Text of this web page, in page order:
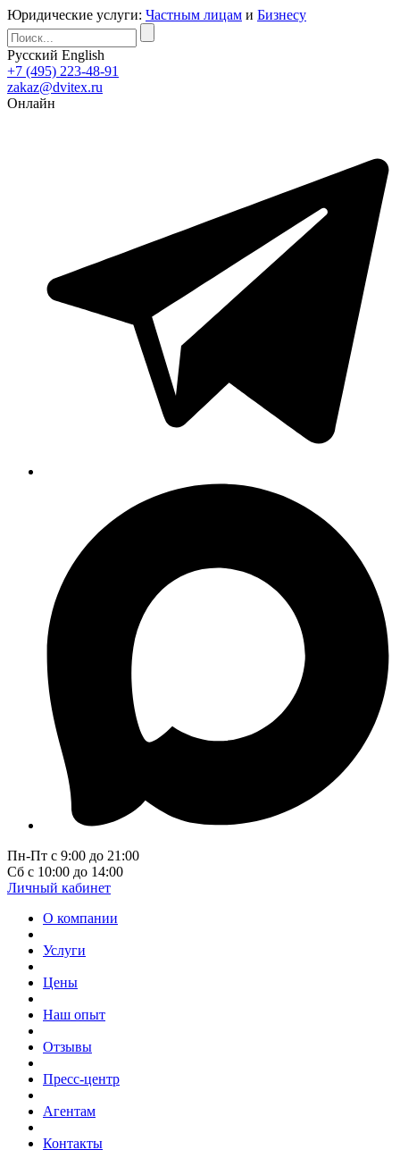
Юридические услуги: Частным лицам и Бизнесу
Русский English
+7 (495) 223-48-91
zakaz@dvitex.ru
Онлайн
Пн-Пт с 9:00 до 21:00
Сб с 10:00 до 14:00
Личный кабинет
О компании
Услуги
Цены
Наш опыт
Отзывы
Пресс-центр
Агентам
Контакты